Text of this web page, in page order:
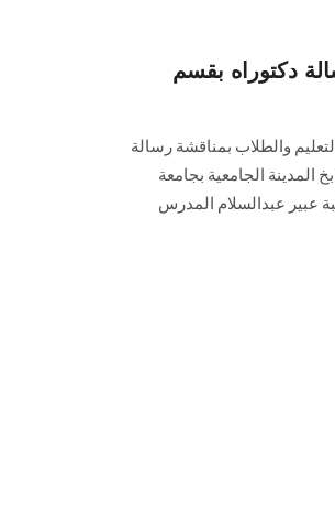
دكتوراه بقسم
والطلاب بمناقشة رسالة
المدينة الجامعية بجامعة
عبير عبدالسلام المدرس